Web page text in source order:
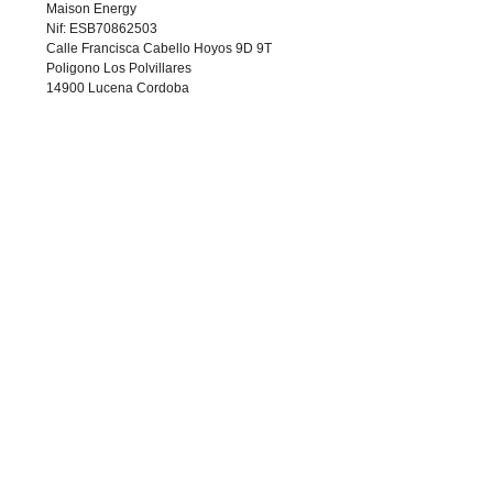
Maison Energy
Nif: ESB70862503
Calle Francisca Cabello Hoyos 9D 9T
Poligono Los Polvillares
14900 Lucena Cordoba